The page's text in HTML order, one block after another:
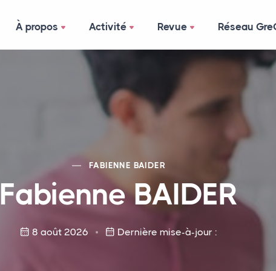
À propos Activité Revue Réseau
FABIENNE BAIDER
FabienneBAIDER
8 août 2026 Dernière mise-à-jour :